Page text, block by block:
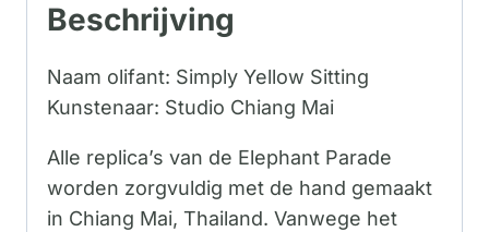
Beschrijving
Naam olifant: Simply Yellow Sitting
Kunstenaar: Studio Chiang Mai
Alle replica’s van de Elephant Parade
worden zorgvuldig met de hand gemaakt
in Chiang Mai, Thailand. Vanwege het